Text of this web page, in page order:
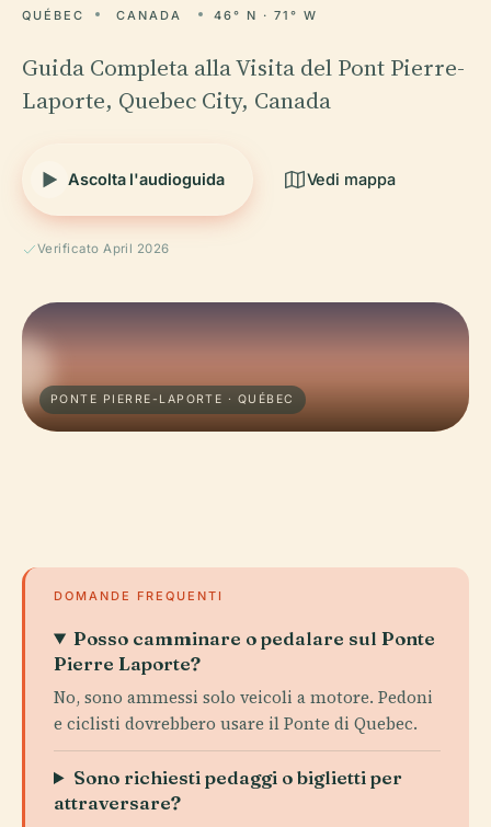
QUÉBEC CANADA 46° N · 71° W
Guida Completa alla Visita del Pont Pierre-
Laporte, Quebec City, Canada
Ascolta l'audioguida Vedi mappa
Verificato April 2026
PONTE PIERRE-LAPORTE · QUÉBEC
DOMANDE FREQUENTI
Posso camminare o pedalare sul Ponte
Pierre Laporte?
No, sono ammessi solo veicoli a motore. Pedoni
e ciclisti dovrebbero usare il Ponte di Quebec.
Sono richiesti pedaggi o biglietti per
attraversare?